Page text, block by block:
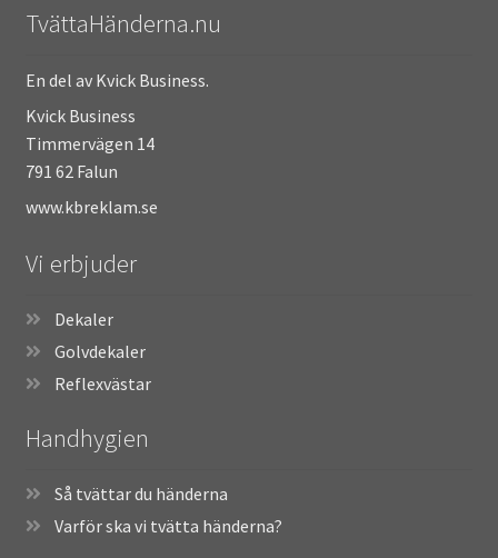
TvättaHänderna.nu
En del av Kvick Business.
Kvick Business
Timmervägen 14
791 62 Falun
www.kbreklam.se
Vi erbjuder
Dekaler
Golvdekaler
Reflexvästar
Handhygien
Så tvättar du händerna
Varför ska vi tvätta händerna?